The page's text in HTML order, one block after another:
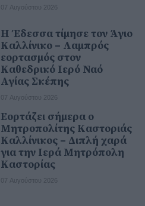
07 Αυγούστου 2026
Η Έδεσσα τίμησε τον Άγιο
Καλλίνικο – Λαμπρός
εορτασμός στον
Καθεδρικό Ιερό Ναό
Αγίας Σκέπης
07 Αυγούστου 2026
Εορτάζει σήμερα ο
Μητροπολίτης Καστοριάς
Καλλίνικος – Διπλή χαρά
για την Ιερά Μητρόπολη
Καστορίας
07 Αυγούστου 2026